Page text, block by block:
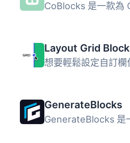
Layout Grid Block
GenerateBlocks